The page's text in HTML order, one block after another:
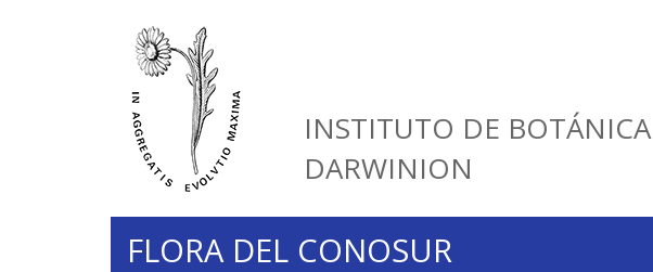
INSTITUTO DE BOTÁNICA
DARWINION
FLORA DEL CONOSUR